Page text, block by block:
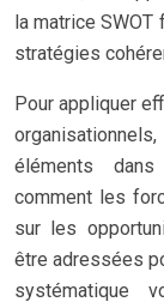
la matrice
stratégies
Pour appliquer
éléments
comment les
sur les
être adressées
systématique